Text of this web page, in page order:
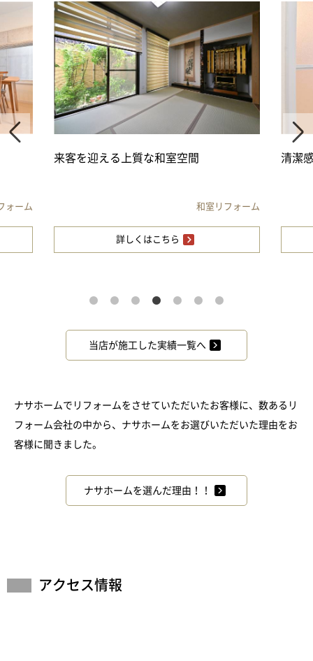
ォーム
来客を迎える上質な和室空間
和室リフォーム
詳しくはこちら
清潔
当店が施工した実績一覧へ
ナサホームでリフォームをさせていただいたお客様に、数あるリ
フォーム会社の中から、ナサホームをお選びいただいた理由をお
客様に聞きました。
ナサホームを選んだ理由！！
アクセス情報